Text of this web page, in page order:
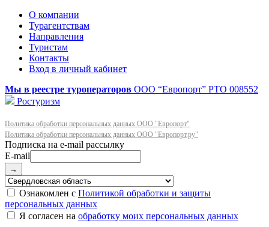
О компании
Турагентствам
Направления
Туристам
Контакты
Вход в личный кабинет
Мы в реестре туроператоров ООО “Европорт” РТО 008552
Ростуризм
Политика обработки персональных данных ООО "Европорт"
Политика обработки персональных данных ООО "Европорт.ру"
E-mail
→
Ознакомлен с Политикой обработки и защиты
персональных данных
Я согласен на обработку моих персональных данных